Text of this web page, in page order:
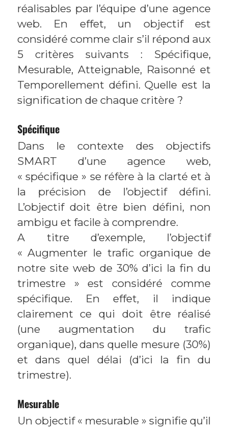
réalisables par l’équipe d’une agence
web. En effet, un objectif est
considéré comme clair s’il répond aux
5 critères suivants : Spécifique,
Mesurable, Atteignable, Raisonné et
Temporellement défini. Quelle est la
signification de chaque critère ?
Spécifique
Dans le contexte des objectifs
SMART d’une agence web,
« spécifique » se réfère à la clarté et à
la précision de l’objectif défini.
L’objectif doit être bien défini, non
ambigu et facile à comprendre.
A titre d’exemple, l’objectif
« Augmenter le trafic organique de
notre site web de 30% d’ici la fin du
trimestre » est considéré comme
spécifique. En effet, il indique
clairement ce qui doit être réalisé
(une augmentation du trafic
organique), dans quelle mesure (30%)
et dans quel délai (d’ici la fin du
trimestre).
Mesurable
Un objectif « mesurable » signifie qu’il